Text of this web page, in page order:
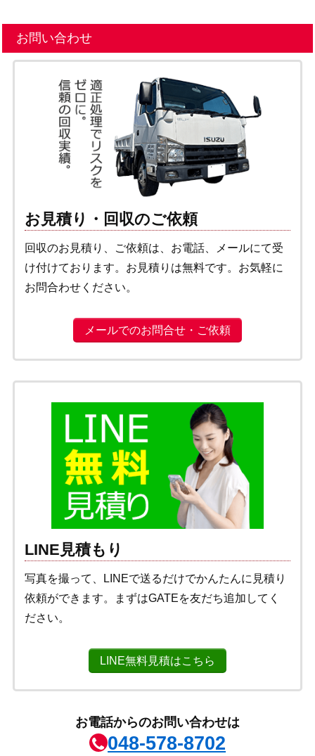
お問い合わせ
お見積り・回収のご依頼
回収のお見積り、ご依頼は、お電話、メールにて受
け付けております。お見積りは無料です。お気軽に
お問合わせください。
メールでのお問合せ・ご依頼
LINE見積もり
写真を撮って、LINEで送るだけでかんたんに見積り
依頼ができます。まずはGATEを友だち追加してく
ださい。
LINE無料見積はこちら
お電話からのお問い合わせは
048-578-8702